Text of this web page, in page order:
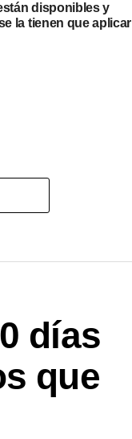
disponibles y
la tienen que aplicar
días
que